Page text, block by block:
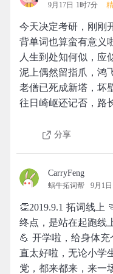
9月17日 1时7分
今天决定考研，刚刚
背单词也算蛮有意义
人生到处知何似，应
泥上偶然留指爪，鸿
老僧已死成新塔，坏
往日崎岖还记否，路
分享
CarryFeng
蜗牛拓词帮 9月1
👏2019.9.1 拓词线上
终点，是站在起跑线
💪 开学啦，给身体
直太好啦，无论小学
党，都来都来，来一